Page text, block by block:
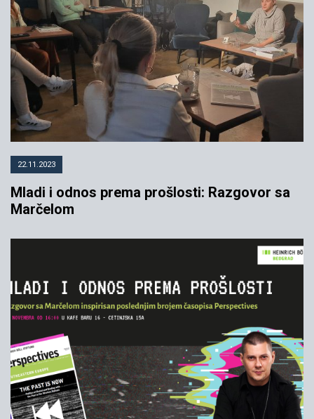
22.11.2023
Mladi i odnos prema prošlosti: Razgovor sa
Marčelom